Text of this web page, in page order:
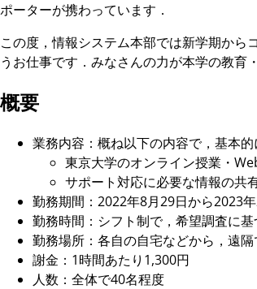
ポーターが携わっています．
この度，情報システム本部では新学期か
うお仕事です．みなさんの力が本学の教育
概要
業務内容：概ね以下の内容で，基本
東京大学のオンライン授業・
サポート対応に必要な情報の共
勤務期間：2022年8月29日から2023
勤務時間：シフト制で，希望調査に
勤務場所：各自の自宅などから，遠
謝金：1時間あたり1,300円
人数：全体で40名程度